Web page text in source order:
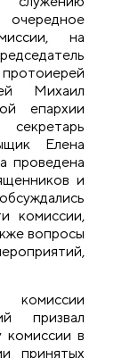
на
Михаил
епархии
Елена
проведена
и
комиссии,
вопросы
комиссии
призвал
комиссии в
принятых